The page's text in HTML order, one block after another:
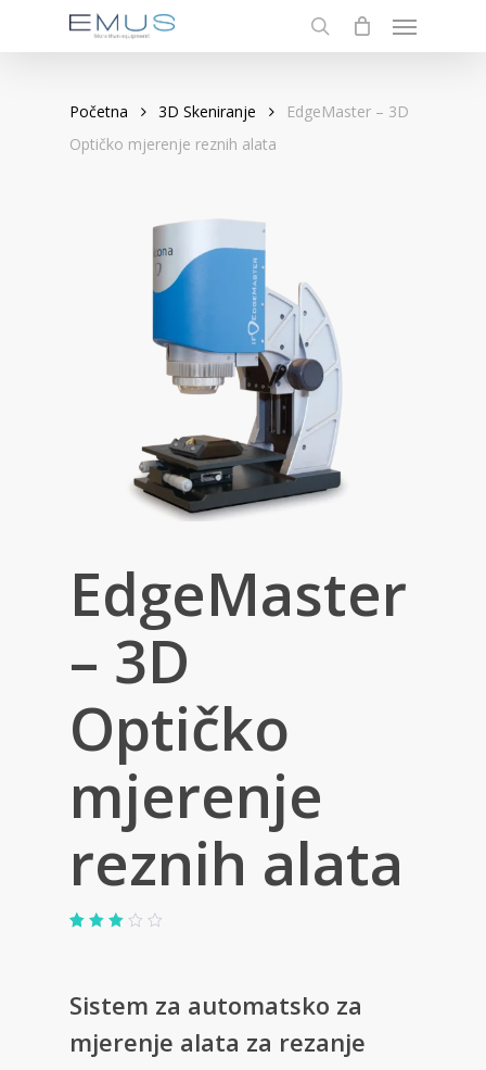
search
Menu
Početna 3D Skeniranje
EdgeMaster – 3D
Optičko mjerenje reznih alata
EdgeMaster
– 3D
Optičko
mjerenje
reznih alata
ukupno
5 (
Sistem za automatsko za
mjerenje alata za rezanje